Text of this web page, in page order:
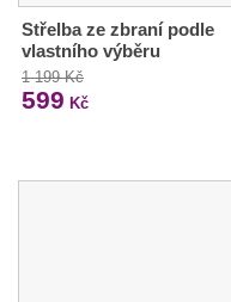
Střelba ze zbraní podle
vlastního výběru
1 199 Kč
599 Kč